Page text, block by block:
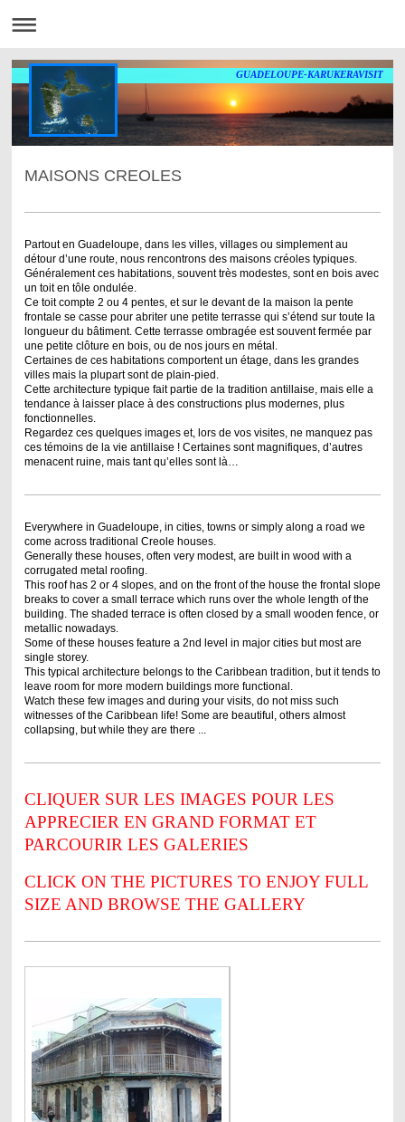
GUADELOUPE-KARUKERAVISIT
MAISONS CREOLES
Partout en Guadeloupe, dans les villes, villages ou simplement au
détour d’une route, nous rencontrons des maisons créoles typiques.
Généralement ces habitations, souvent très modestes, sont en bois avec
un toit en tôle ondulée.
Ce toit compte 2 ou 4 pentes, et sur le devant de la maison la pente
frontale se casse pour abriter une petite terrasse qui s’étend sur toute la
longueur du bâtiment. Cette terrasse ombragée est souvent fermée par
une petite clôture en bois, ou de nos jours en métal.
Certaines de ces habitations comportent un étage, dans les grandes
villes mais la plupart sont de plain-pied.
Cette architecture typique fait partie de la tradition antillaise, mais elle a
tendance à laisser place à des constructions plus modernes, plus
fonctionnelles.
Regardez ces quelques images et, lors de vos visites, ne manquez pas
ces témoins de la vie antillaise ! Certaines sont magnifiques, d’autres
menacent ruine, mais tant qu’elles sont là…
Everywhere in Guadeloupe, in cities, towns or simply along a road we
come across traditional Creole houses.
Generally these houses, often very modest, are built in wood with a
corrugated metal roofing.
This roof has 2 or 4 slopes, and on the front of the house the frontal slope
breaks to cover a small terrace which runs over the whole length of the
building. The shaded terrace is often closed by a small wooden fence, or
metallic nowadays.
Some of these houses feature a 2nd level in major cities but most are
single storey.
This typical architecture belongs to the Caribbean tradition, but it tends to
leave room for more modern buildings more functional.
Watch these few images and during your visits, do not miss such
witnesses of the Caribbean life! Some are beautiful, others almost
collapsing, but while they are there ...
CLIQUER SUR LES IMAGES POUR LES
APPRECIER EN GRAND FORMAT ET
PARCOURIR LES GALERIES
CLICK ON THE PICTURES TO ENJOY FULL
SIZE AND BROWSE THE GALLERY